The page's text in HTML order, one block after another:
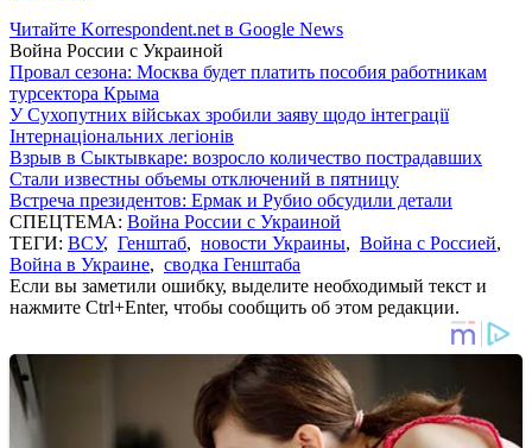
Читайте Korrespondent.net в Google News
Война России с Украиной
Провал сезона: Москва будет платить пособия работникам
турсектора Крыма
У Сухопутних військах зробили заяву щодо інтеграції
Інтернаціональних легіонів
Взрыв в Сыктывкаре: возросло количество пострадавших
Стали известны объемы отключений в пятницу
Встреча президентов: Ермак и Рубио обсудили детали
СПЕЦТЕМА: Война России с Украиной
ТЕГИ: ВСУ, Генштаб, новости Украины, Война с Россией,
Война в Украине, сводка Генштаба
Если вы заметили ошибку, выделите необходимый текст и
нажмите Ctrl+Enter, чтобы сообщить об этом редакции.